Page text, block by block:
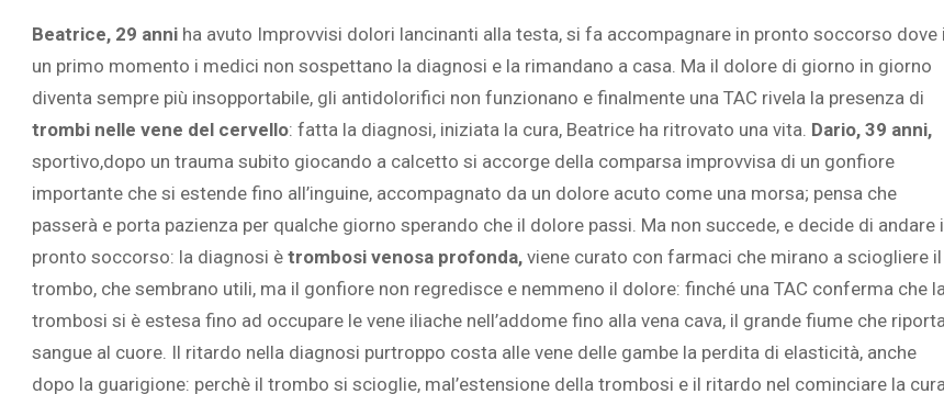
Beatrice, 29 anni ha avuto Improvvisi dolori lancinanti alla testa, si fa accompagnare in pronto soccorso dove
un primo momento i medici non sospettano la diagnosi e la rimandano a casa. Ma il dolore di giorno in giorno
diventa sempre più insopportabile, gli antidolorifici non funzionano e finalmente una TAC rivela la presenza di
trombi nelle vene del cervello: fatta la diagnosi, iniziata la cura, Beatrice ha ritrovato una vita. Dario, 39 anni,
sportivo,dopo un trauma subito giocando a calcetto si accorge della comparsa improvvisa di un gonfiore
importante che si estende fino all’inguine, accompagnato da un dolore acuto come una morsa; pensa che
passerà e porta pazienza per qualche giorno sperando che il dolore passi. Ma non succede, e decide di andare
pronto soccorso: la diagnosi è trombosi venosa profonda, viene curato con farmaci che mirano a sciogliere il
trombo, che sembrano utili, ma il gonfiore non regredisce e nemmeno il dolore: finché una TAC conferma che
trombosi si è estesa fino ad occupare le vene iliache nell’addome fino alla vena cava, il grande fiume che
sangue al cuore. Il ritardo nella diagnosi purtroppo costa alle vene delle gambe la perdita di elasticità, anche
dopo la guarigione: perchè il trombo si scioglie, mal’estensione della trombosi e il ritardo nel cominciare la